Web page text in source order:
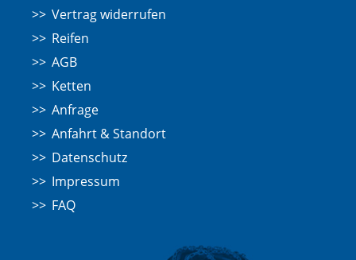
Vertrag widerrufen
Reifen
AGB
Ketten
Anfrage
Anfahrt & Standort
Datenschutz
Impressum
FAQ